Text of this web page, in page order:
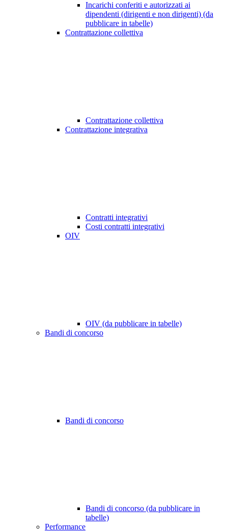
Incarichi conferiti e autorizzati ai
dipendenti (dirigenti e non dirigenti) (da
pubblicare in tabelle)
Contrattazione collettiva
Contrattazione collettiva
Contrattazione integrativa
Contratti integrativi
Costi contratti integrativi
OIV
OIV (da pubblicare in tabelle)
Bandi di concorso
Bandi di concorso
Bandi di concorso (da pubblicare in
tabelle)
Performance